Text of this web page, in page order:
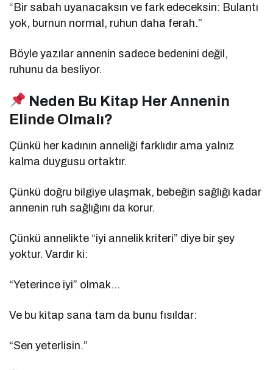
“Bir sabah uyanacaksın ve fark edeceksin: Bulantı
yok, burnun normal, ruhun daha ferah.”
Böyle yazılar annenin sadece bedenini değil,
ruhunu da besliyor.
Neden Bu Kitap Her Annenin
Elinde Olmalı?
Çünkü her kadının anneliği farklıdır ama yalnız
kalma duygusu ortaktır.
Çünkü doğru bilgiye ulaşmak, bebeğin sağlığı kadar
annenin ruh sağlığını da korur.
Çünkü annelikte “iyi annelik kriteri” diye bir şey
yoktur. Vardır ki:
“Yeterince iyi” olmak…
Ve bu kitap sana tam da bunu fısıldar:
“Sen yeterlisin.”